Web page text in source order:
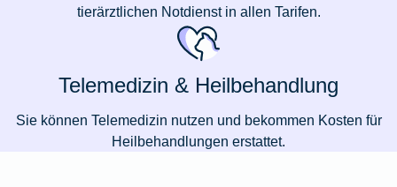
tierärztlichen Notdienst in allen Tarifen.
Telemedizin & Heilbehandlung
Sie können Telemedizin nutzen und bekommen Kosten für
Heilbehandlungen erstattet.